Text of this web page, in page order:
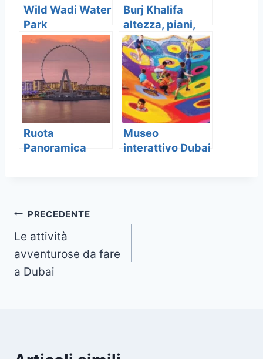
Wild Wadi Water
Park
Burj Khalifa
altezza, piani,
interni
Ruota
Panoramica
Museo
interattivo Dubai
Navigazione
articoli
PRECEDENTE
Le attività
avventurose da fare
a Dubai